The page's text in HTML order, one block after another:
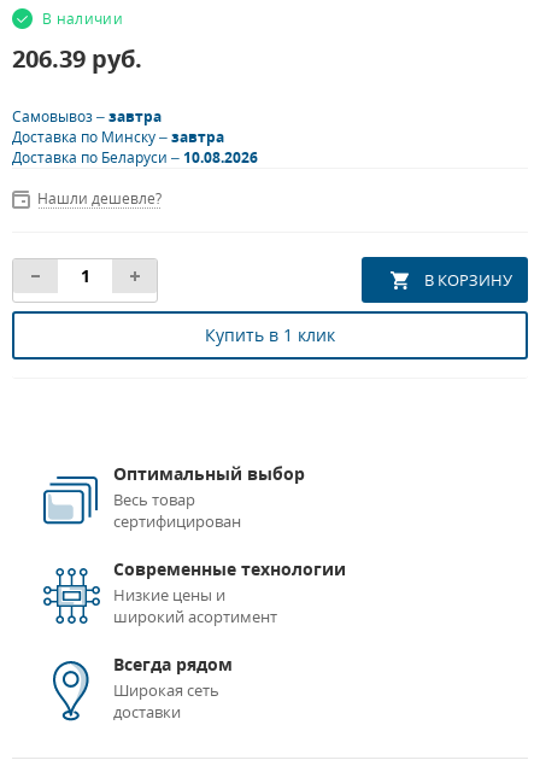
В наличии
206.39 руб.
Самовывоз –завтра
Доставка по Минску –завтра
Доставка по Беларуси –10.08.2026
Нашли дешевле?
Купить в 1 клик
Оптимальный выбор
Весь товар
сертифицирован
Современные технологии
Низкие цены и
широкий асортимент
Всегда рядом
Широкая сеть
доставки